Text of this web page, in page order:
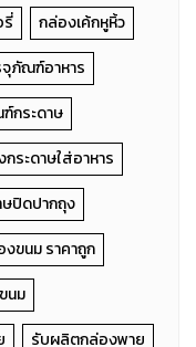
รี่
กล่องเค้กหูหิ้ว
ภัณฑ์อาหาร
กระดาษ
ระดาษใส่อาหาร
ษปิดปากถุง
ขนม ราคาถูก
นม
รับผลิตกล่องพาย